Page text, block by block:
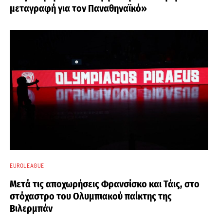
μεταγραφή για τον Παναθηναϊκό»
EUROLEAGUE
Μετά τις αποχωρήσεις Φρανσίσκο και Τάις, στο
στόχαστρο του Ολυμπιακού παίκτης της
Βιλερμπάν